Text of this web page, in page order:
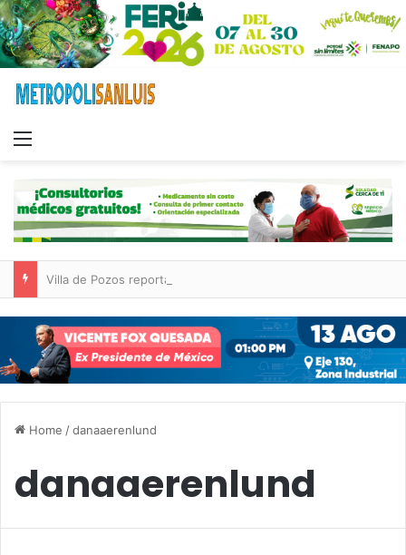
Home /danaaerenlund
danaaerenlund